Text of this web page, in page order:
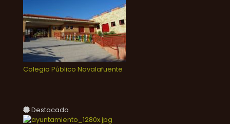
Colegio Público Navalafuente
Destacado